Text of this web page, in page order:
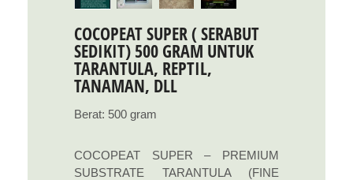
COCOPEAT SUPER ( SERABUT
SEDIKIT) 500 GRAM UNTUK
TARANTULA, REPTIL,
TANAMAN, DLL
Berat: 500 gram
COCOPEAT SUPER – PREMIUM
SUBSTRATE TARANTULA (FINE